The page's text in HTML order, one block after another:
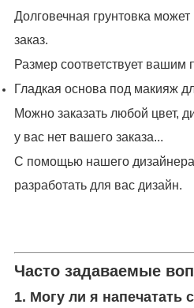
Долговечная грунтовка
заказ.
Размер соответствует вашим
Гладкая основа под макияж
Можно заказать любой цвет,
у вас нет вашего заказа...
С помощью нашего
разработать для вас дизайн.
Часто задаваемые
1. Могу ли я напечатать